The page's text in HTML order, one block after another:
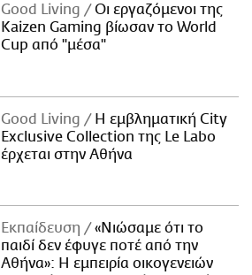
Good Living
Οι εργαζόμενοι της
Kaizen Gaming βίωσαν το World
Cup από "μέσα"
Good Living
Η εμβληματική City
Exclusive Collection της Le Labo
έρχεται στην Αθήνα
Εκπαίδευση
«Νιώσαμε ότι το
παιδί δεν έφυγε ποτέ από την
Αθήνα»: Η εμπειρία οικογενειών